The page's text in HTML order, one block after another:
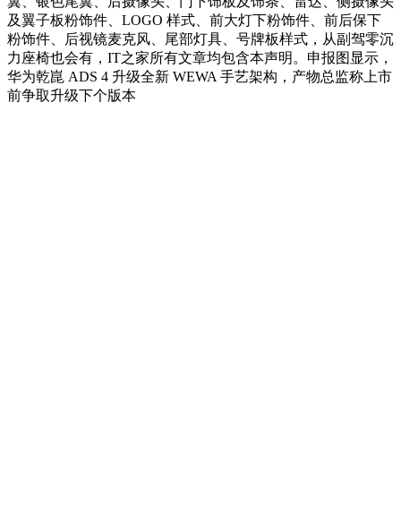
及翼子板粉饰件、LOGO 样式、前大灯下粉饰件、前后保下
粉饰件、后视镜麦克风、尾部灯具、号牌板样式，从副驾零沉
力座椅也会有，IT之家所有文章均包含本声明。申报图显示，
华为乾崑 ADS 4 升级全新 WEWA 手艺架构，产物总监称上市
前争取升级下个版本